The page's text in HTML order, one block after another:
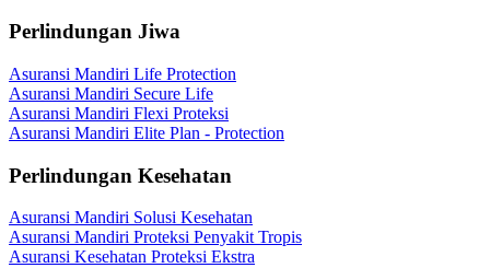
Perlindungan Jiwa
Asuransi Mandiri Life Protection
Asuransi Mandiri Secure Life
Asuransi Mandiri Flexi Proteksi
Asuransi Mandiri Elite Plan - Protection
Perlindungan Kesehatan
Asuransi Mandiri Solusi Kesehatan
Asuransi Mandiri Proteksi Penyakit Tropis
Asuransi Kesehatan Proteksi Ekstra